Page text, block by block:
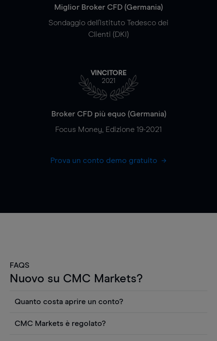
Miglior Broker CFD (Germania)
Sondaggio dell'Istituto Tedesco dei
Clienti (DKI)
VINCITORE
2021
Broker CFD più equo (Germania)
Focus Money, Edizione 19-2021
Prova un conto demo gratuito
FAQS
Nuovo su CMC Markets?
Quanto costa aprire un conto?
Puoi anche visualizzare gratuitamente i prezzi e
CMC Markets è regolato?